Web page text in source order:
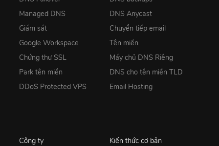
Managed DNS
Giám sát
Google Workspace
Chứng thư SSL
Park tên miền
DDoS Protected VPS
DNS Anycast
Chuyển tiếp email
Tên miền
Máy chủ DNS Riêng
DNS cho tên miền TLD
Email Hosting
Công ty Kiến thức cơ bản